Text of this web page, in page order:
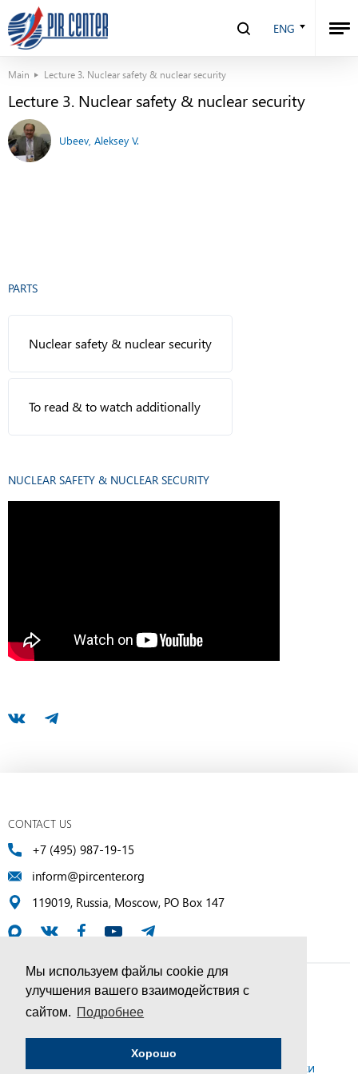
Мы используем файлы cookie для
улучшения вашего взаимодействия с
сайтом. Подробнее
Хорошо
ENG
Main Lecture 3. Nuclear safety & nuclear security
Lecture 3. Nuclear safety & nuclear security
Ubeev, Aleksey V.
PARTS
Nuclear safety & nuclear security
To read & to watch additionally
NUCLEAR SAFETY & NUCLEAR SECURITY
CONTACT US
+7 (495) 987-19-15
inform@pircenter.org
119019, Russia, Moscow, PO Box 147
© PIR Center, 1994–2025 | All Rights Reserved
Соглашение об обработке персональных данных
Политика конфиденциальности и условия обработки